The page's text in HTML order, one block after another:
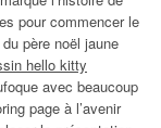
pour commencer le
père noël jaune
hello kitty
avec beaucoup
page à l’avenir